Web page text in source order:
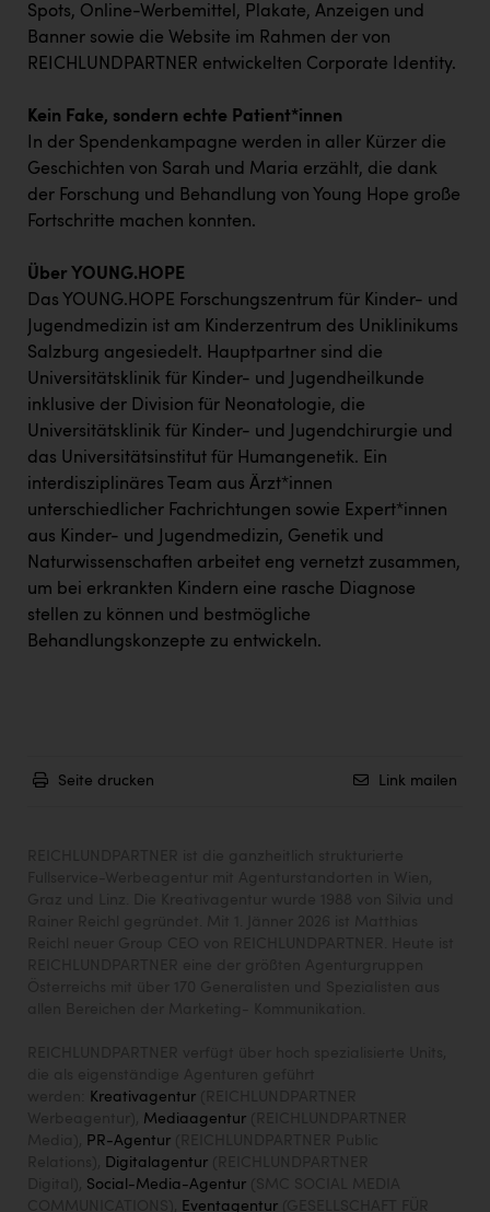
Wirtschaftskammer OÖ
ZGONC
ZULuft - Zukunft Luft Austria
z.l.ö.
Österreichisches Hebammengremium
Dopgas
kunden basics
kontakt
Spots, Online-Werbemittel, Plakate, Anzeigen und
Banner sowie die Website im Rahmen der von
REICHLUNDPARTNER entwickelten Corporate Identity.
Kein Fake, sondern echte Patient*innen
In der Spendenkampagne werden in aller Kürzer die
Geschichten von Sarah und Maria erzählt, die dank
der Forschung und Behandlung von Young Hope große
Fortschritte machen konnten.
Über YOUNG.HOPE
Das YOUNG.HOPE Forschungszentrum für Kinder- und
Jugendmedizin ist am Kinderzentrum des Uniklinikums
Salzburg angesiedelt. Hauptpartner sind die
Universitätsklinik für Kinder- und Jugendheilkunde
inklusive der Division für Neonatologie, die
Universitätsklinik für Kinder- und Jugendchirurgie und
das Universitätsinstitut für Humangenetik. Ein
interdisziplinäres Team aus Ärzt*innen
unterschiedlicher Fachrichtungen sowie Expert*innen
aus Kinder- und Jugendmedizin, Genetik und
Naturwissenschaften arbeitet eng vernetzt zusammen,
um bei erkrankten Kindern eine rasche Diagnose
stellen zu können und bestmögliche
Behandlungskonzepte zu entwickeln.
Seite drucken Link mailen
Kreativagentur
Mediaagentur
PR-Agentur
Digitalagentur
Social-Media-Agentur
Eventagentur